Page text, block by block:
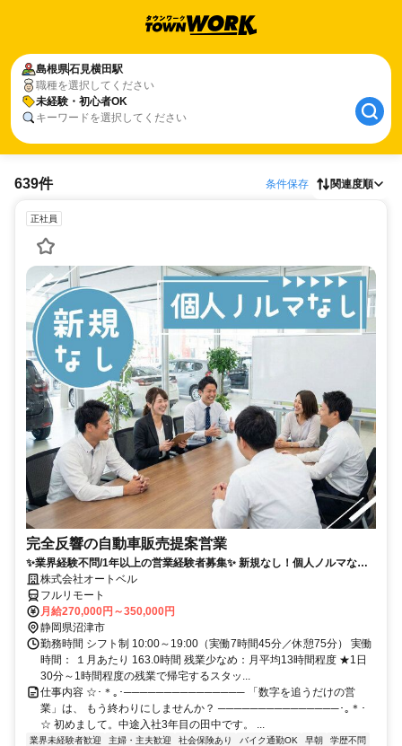
島根県石見横田駅
職種を選択してください
未経験・初心者OK
キーワードを選択してください
639件 条件保存 関連度順
正社員
完全反響の自動車販売提案営業
✨業界経験不問/1年以上の営業経験者募集✨ 新規なし！個人ノルマな
し！残業も少なめでプライベートとの両立◎
株式会社オートベル
フルリモート
月給270,000円～350,000円
静岡県沼津市
勤務時間 シフト制 10:00～19:00（実働7時間45分／休憩75分） 実働
時間： １月あたり 163.0時間 残業少なめ：月平均13時間程度 ★1日
30分～1時間程度の残業で帰宅するスタッ...
仕事内容 ☆･＊｡･─────────────── 「数字を追うだけの営
業」は、 もう終わりにしませんか？ ───────────────･｡＊･
☆ 初めまして。中途入社3年目の田中です。 ...
業界未経験者歓迎 主婦・主夫歓迎 社会保険あり バイク通勤OK 早朝
学歴不問